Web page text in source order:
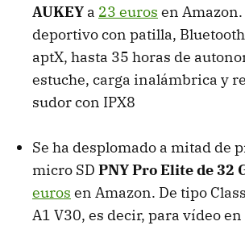
AUKEY a 23 euros en
deportivo con patilla,
aptX, hasta 35 horas de
estuche, carga inalámbrica y
sudor con IPX8
Se ha desplomado a mitad de
micro SD PNY Pro Elite de 32
euros en Amazon. De tipo
A1 V30, es decir, para vídeo